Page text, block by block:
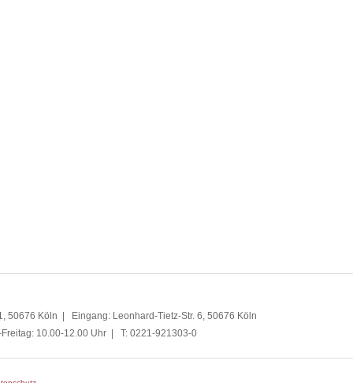
50676 Köln | Eingang: Leonhard-Tietz-Str. 6, 50676 Köln
10.00-12.00 Uhr | T: 0221-921303-0